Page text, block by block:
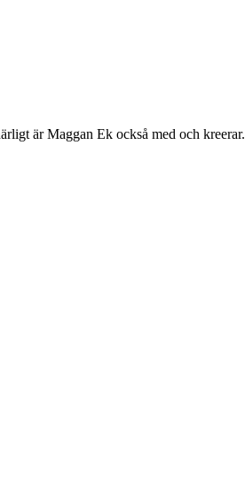
är Maggan Ek också med och kreerar.